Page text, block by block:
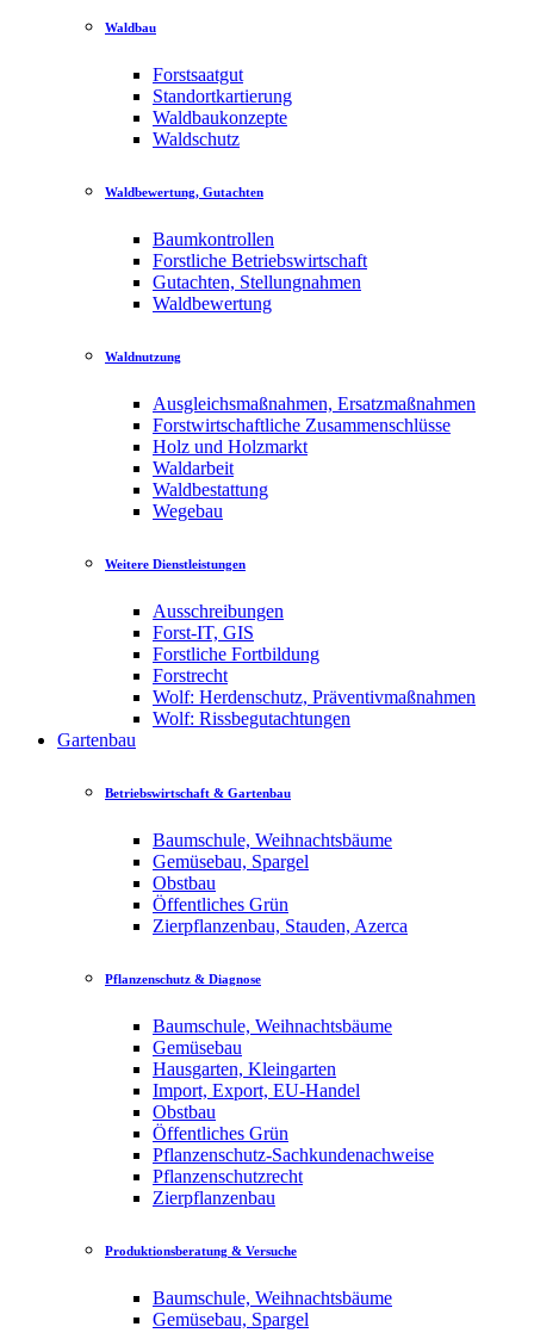
Waldbau
Forstsaatgut
Standortkartierung
Waldbaukonzepte
Waldschutz
Waldbewertung, Gutachten
Baumkontrollen
Forstliche Betriebswirtschaft
Gutachten, Stellungnahmen
Waldbewertung
Waldnutzung
Ausgleichsmaßnahmen, Ersatzmaßnahmen
Forstwirtschaftliche Zusammenschlüsse
Holz und Holzmarkt
Waldarbeit
Waldbestattung
Wegebau
Weitere Dienstleistungen
Ausschreibungen
Forst-IT, GIS
Forstliche Fortbildung
Forstrecht
Wolf: Herdenschutz, Präventivmaßnahmen
Wolf: Rissbegutachtungen
Gartenbau
Betriebswirtschaft & Gartenbau
Baumschule, Weihnachtsbäume
Gemüsebau, Spargel
Obstbau
Öffentliches Grün
Zierpflanzenbau, Stauden, Azerca
Pflanzenschutz & Diagnose
Baumschule, Weihnachtsbäume
Gemüsebau
Hausgarten, Kleingarten
Import, Export, EU-Handel
Obstbau
Öffentliches Grün
Pflanzenschutz-Sachkundenachweise
Pflanzenschutzrecht
Zierpflanzenbau
Produktionsberatung & Versuche
Baumschule, Weihnachtsbäume
Gemüsebau, Spargel